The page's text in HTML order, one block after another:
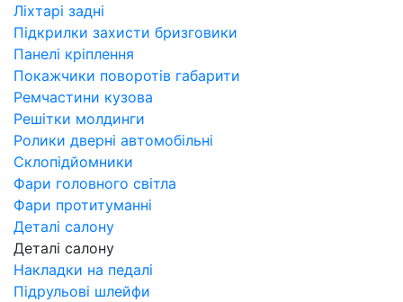
Ліхтарі задні
Підкрилки захисти бризговики
Панелі кріплення
Покажчики поворотів габарити
Ремчастини кузова
Решітки молдинги
Ролики дверні автомобільні
Склопідйомники
Фари головного світла
Фари протитуманні
Деталі салону
Деталі салону
Накладки на педалі
Підрульові шлейфи